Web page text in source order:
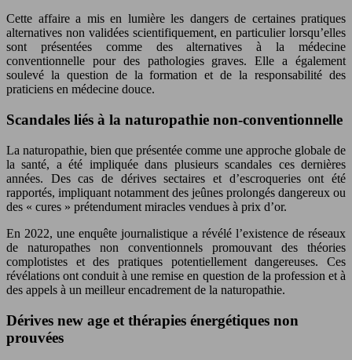
Cette affaire a mis en lumière les dangers de certaines pratiques
alternatives non validées scientifiquement, en particulier lorsqu’elles
sont présentées comme des alternatives à la médecine
conventionnelle pour des pathologies graves. Elle a également
soulevé la question de la formation et de la responsabilité des
praticiens en médecine douce.
Scandales liés à la naturopathie non-conventionnelle
La naturopathie, bien que présentée comme une approche globale de
la santé, a été impliquée dans plusieurs scandales ces dernières
années. Des cas de dérives sectaires et d’escroqueries ont été
rapportés, impliquant notamment des jeûnes prolongés dangereux ou
des « cures » prétendument miracles vendues à prix d’or.
En 2022, une enquête journalistique a révélé l’existence de réseaux
de naturopathes non conventionnels promouvant des théories
complotistes et des pratiques potentiellement dangereuses. Ces
révélations ont conduit à une remise en question de la profession et à
des appels à un meilleur encadrement de la naturopathie.
Dérives new age et thérapies énergétiques non
prouvées